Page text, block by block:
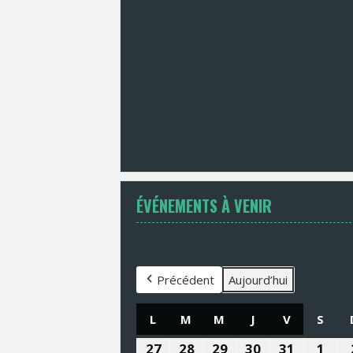
ÉVÉNEMENTS À VENIR
Précédent Aujourd’hui
L LUNDI
M MARDI
M MERCREDI
J JEUDIVVENDREDI
S
2727
2828
2929
30 31 1